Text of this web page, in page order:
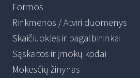
Formos
Rinkmenos / Atviri duomenys
Skaičiuoklės ir pagalbininkai
Sąskaitos ir įmokų kodai
Mokesčių žinynas